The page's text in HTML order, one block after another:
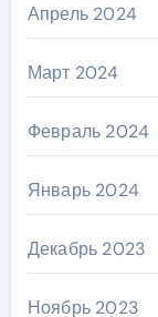
Апрель 2024
Март 2024
Февраль 2024
Январь 2024
Декабрь 2023
Ноябрь 2023